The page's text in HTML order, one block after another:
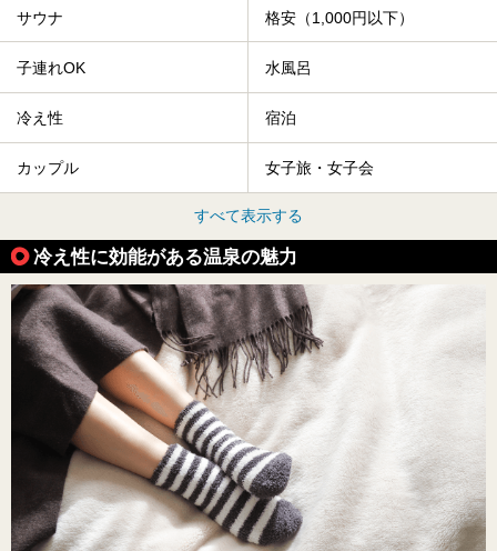
サウナ 格安（1,000円以下）
子連れOK 水風呂
冷え性 宿泊
カップル 女子旅・女子会
すべて表示する
冷え性に効能がある温泉の魅力